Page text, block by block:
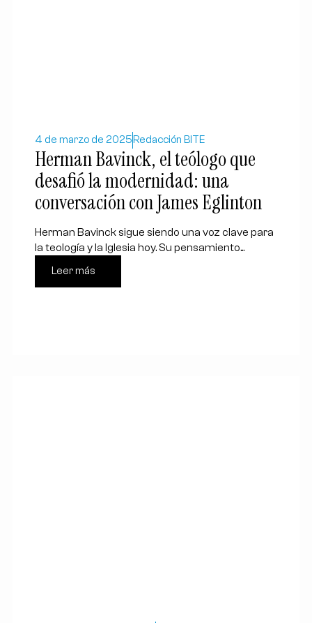
4 de marzo de 2025 Redacción BITE
Herman Bavinck, el teólogo que
desafió la modernidad: una
conversación con James Eglinton
Herman Bavinck sigue siendo una voz clave para
la teología y la Iglesia hoy. Su pensamiento...
Leer más